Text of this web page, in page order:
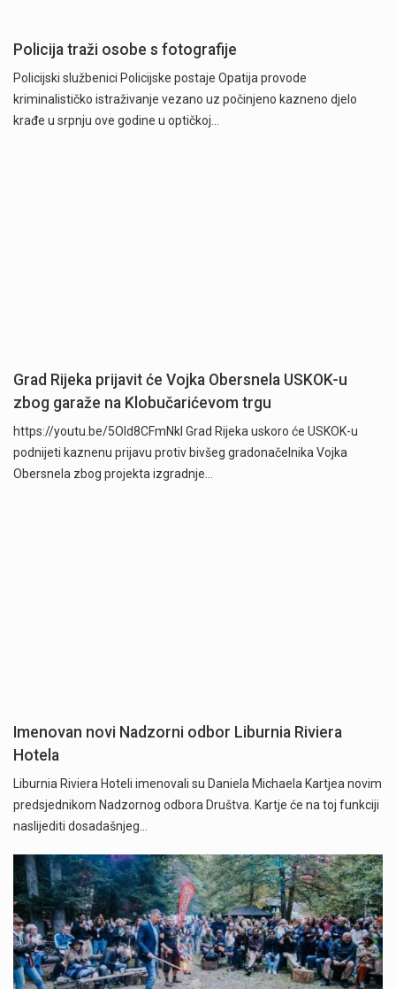
Policija traži osobe s fotografije
Policijski službenici Policijske postaje Opatija provode
kriminalističko istraživanje vezano uz počinjeno kazneno djelo
krađe u srpnju ove godine u optičkoj…
Grad Rijeka prijavit će Vojka Obersnela USKOK-u
zbog garaže na Klobučarićevom trgu
https://youtu.be/5OId8CFmNkI Grad Rijeka uskoro će USKOK-u
podnijeti kaznenu prijavu protiv bivšeg gradonačelnika Vojka
Obersnela zbog projekta izgradnje…
Imenovan novi Nadzorni odbor Liburnia Riviera
Hotela
Liburnia Riviera Hoteli imenovali su Daniela Michaela Kartjea novim
predsjednikom Nadzornog odbora Društva. Kartje će na toj funkciji
naslijediti dosadašnjeg…